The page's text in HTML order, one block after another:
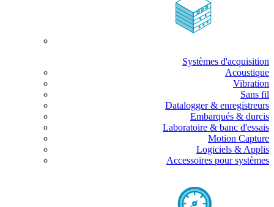
Systèmes d'acquisition
Acoustique
Vibration
Sans fil
Datalogger & enregistreurs
Embarqués & durcis
Laboratoire & banc d'essais
Motion Capture
Logiciels & Applis
Accessoires pour systèmes